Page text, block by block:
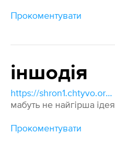
Прокоментувати
іншодія
https://shron1.chtyvo.org.ua/Nechai_Stanislav/Rosiisko_-_ukrainskyi_medychnyi_slovnyk_z_inshomovnymy_nazvamy_2003.pdf
мабуть не найгірша ідея
Прокоментувати